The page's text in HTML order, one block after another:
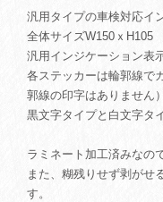
汎用タイプの車検対応イ
全体サイズW150ｘH105
汎用インジケーション表
各ステッカーは輪郭線で
郭線の印字はありません）
黒文字タイプと白文字タ
ラミネート加工済みなの
また、糊残りせず剥がせ
す。